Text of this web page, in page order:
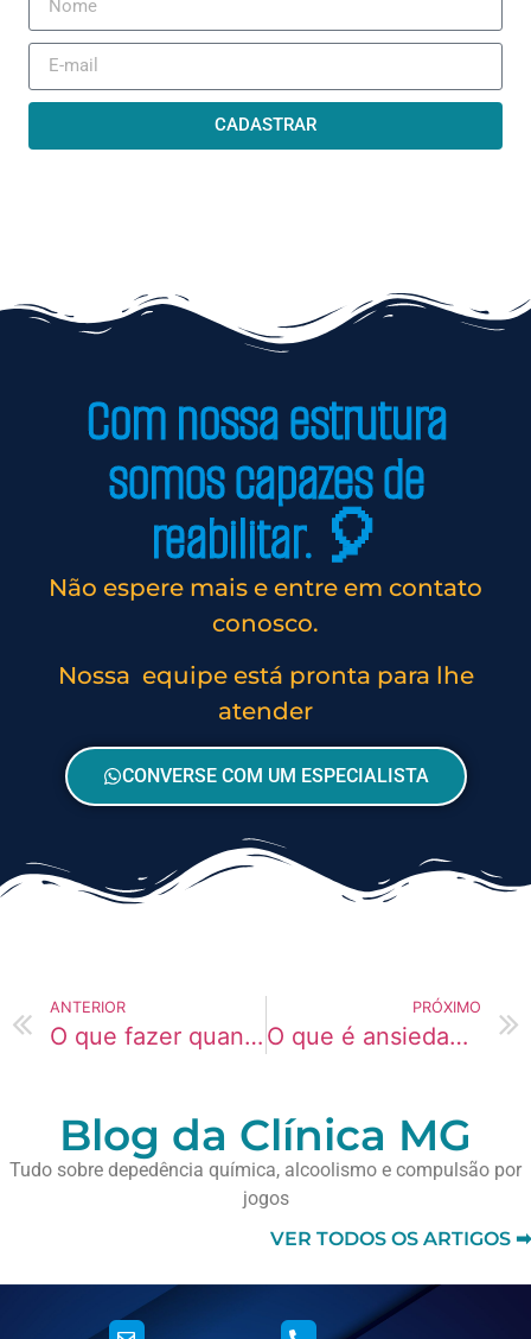
CADASTRAR
Com nossa estrutura
somos capazes de
reabilitar. 🎈
Não espere mais e entre em contato
conosco.
Nossa equipe está pronta para lhe
atender
CONVERSE COM UM ESPECIALISTA
ANTERIOR
O que fazer quando a ansiedade leva ao consumo de álcool?
PRÓXIMO
O que é ansiedade induzida por drogas?
Blog da Clínica MG
Tudo sobre depedência química, alcoolismo e compulsão por
jogos
VER TODOS OS ARTIGOS ➡